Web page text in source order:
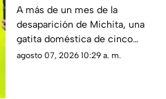
presunto abandono de
la gatita Michita en
Chihuahua
A más de un mes de la
desaparición de Michita, una
gatita doméstica de cinco
años, su familia y personas
agosto 07, 2026 10:29 a. m.